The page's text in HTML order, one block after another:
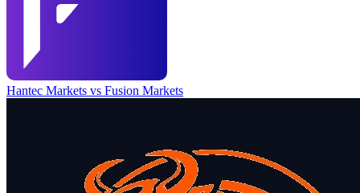
Hantec Markets vs Fusion Markets